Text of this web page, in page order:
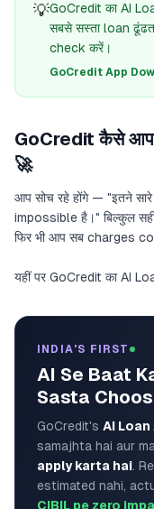
💡GoCredit का AI
सबसे सस्ता loan
check करें।
GoCredit App
GoCredit कैसे
🚀
आप सोच रहे होंगे — "इतने
impossible है।" बिल्कुल
फिर भी आप सब charges
यहीं पर GoCredit का AI
INDIA'S FIRST
AI Se Baat
Sasta
GoCredit's AI
samajhta hai aur
apply karta hai.
estimated nahi,
CIBIL pe zero